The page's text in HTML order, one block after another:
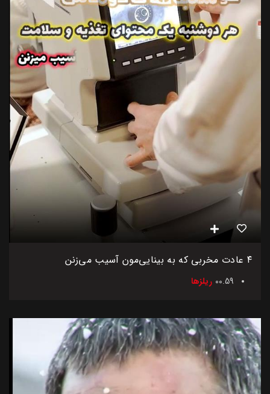
۴ عادت مخربی که به بینایی‌مون آسیب می‌زنن
00.59 ریلزها